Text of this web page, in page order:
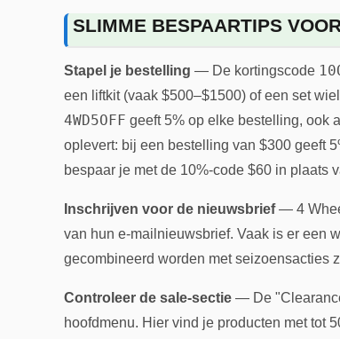
SLIMME BESPAARTIPS
Stapel je bestelling — De kortingscode
een liftkit (vaak $500–$1500) of een set
4WD5OFF geeft 5% op elke bestelling, ook
oplevert: bij een bestelling van $300 geeft
bespaar je met de 10%-code $60 in plaats
Inschrijven voor de nieuwsbrief— 4
van hun e-mailnieuwsbrief. Vaak is er een
gecombineerd worden met seizoensacties
Controleer de sale-sectie — De
hoofdmenu. Hier vind je producten met tot